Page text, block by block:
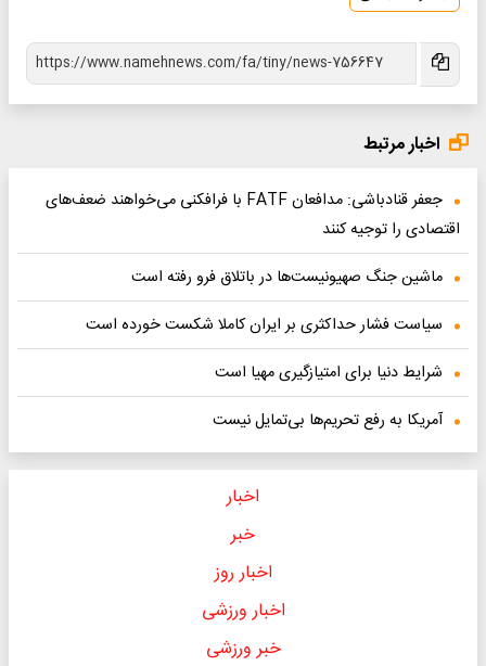
اخبار مرتبط
جعفر قنادباشی: مدافعان FATF با فرافکنی می‌خواهند ضعف‌های
اقتصادی را توجیه کنند
ماشین جنگ صهیونیست‌ها در باتلاق فرو رفته است
سیاست فشار حداکثری بر ایران کاملا شکست خورده است
شرایط دنیا برای امتیازگیری مهیا است
آمریکا به رفع تحریم‌ها بی‌تمایل نیست
اخبار
خبر
اخبار روز
اخبار ورزشی
خبر ورزشی